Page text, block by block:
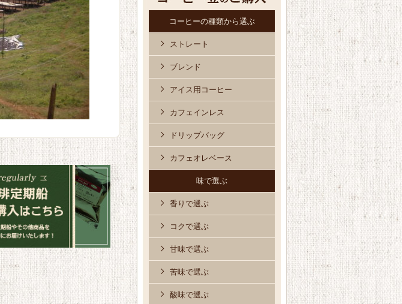
コーヒーの種類から選ぶ
ストレート
ブレンド
アイス用コーヒー
カフェインレス
ドリップバッグ
カフェオレベース
味で選ぶ
香りで選ぶ
コクで選ぶ
甘味で選ぶ
苦味で選ぶ
酸味で選ぶ